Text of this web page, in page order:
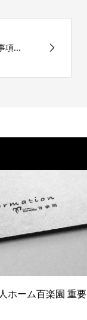
項...
ホーム百楽園 重要